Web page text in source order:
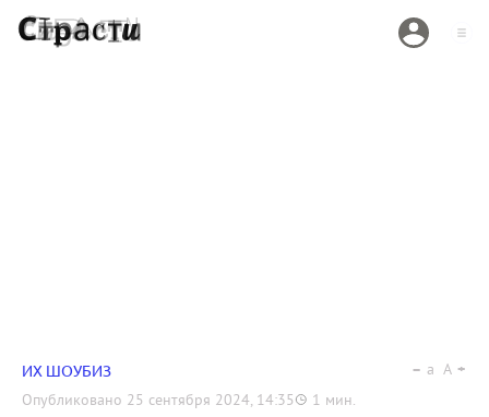
ИХ ШОУБИЗ
Опубликовано 25 сентября 2024, 14:35 1 мин.
a A